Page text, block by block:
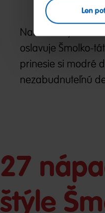
Len
Narodeniny
oslavuje Šmolko-
prinesie si modré
nezabudnuteľnú
27
štýle